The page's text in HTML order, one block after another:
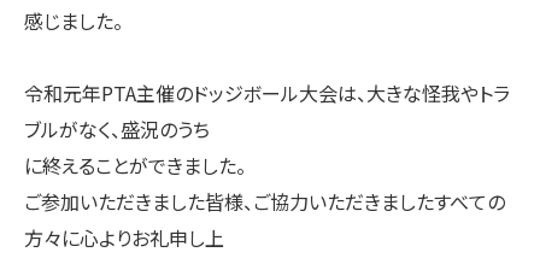
感じました。
令和元年PTA主催のドッジボール大会は、大きな怪我やトラ
ブルがなく、盛況のうち
に終えることができました。
ご参加いただきました皆様、ご協力いただきましたすべての
方々に心よりお礼申し上